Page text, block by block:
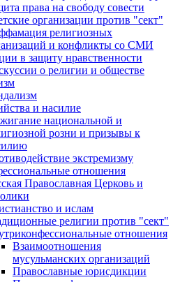
права на свободу совести
организации против "сект"
религиозных
и конфликты со СМИ
в защиту нравственности
о религии и обществе
и насилие
национальной и
розни и призывы к
экстремизму
отношения
Православная Церковь и
и ислам
религии против "сект"
отношения
Взаимоотношения
мусульманских организаций
Православные юрисдикции